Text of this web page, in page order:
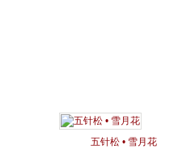
五针松 • 雪月花